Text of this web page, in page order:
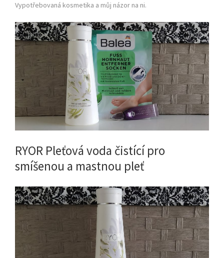
Vypotřebovaná kosmetika a můj názor na ni.
RYOR Pleťová voda čistící pro
smíšenou a mastnou pleť